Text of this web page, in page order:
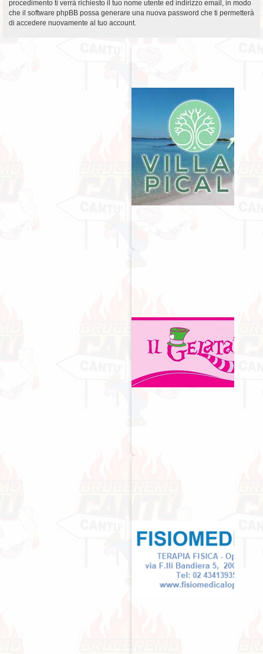
procedimento ti verrà richiesto il tuo nome utente ed indirizzo email, in modo
che il software phpBB possa generare una nuova password che ti permetterà
di accedere nuovamente al tuo account.